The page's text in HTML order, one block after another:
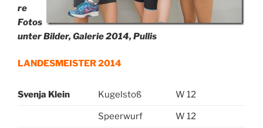
re
Fotos
unter Bilder, Galerie 2014, Pullis
LANDESMEISTER 2014
Svenja Klein Kugelstoß W 12
Speerwurf W 12